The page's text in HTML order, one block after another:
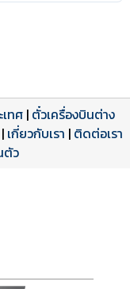
ต็ม
ทศ| ตั๋วเครื่องบินต่าง
| เกี่ยวกับเรา | ติดต่อเรา
ตัว